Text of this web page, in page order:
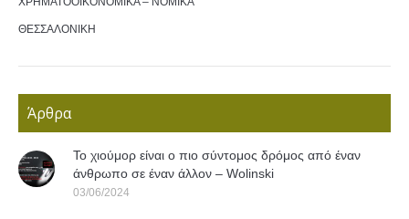
ΘΕΣΣΑΛΟΝΙΚΗ
Άρθρα
Το χιούμορ είναι ο πιο σύντομος δρόμος από έναν
άνθρωπο σε έναν άλλον – Wolinski
03/06/2024